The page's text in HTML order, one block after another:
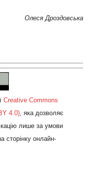
Олеся Дроздовська
Creative Commons
4.0), яка дозволяє
лише за умови
сторінку онлайн-